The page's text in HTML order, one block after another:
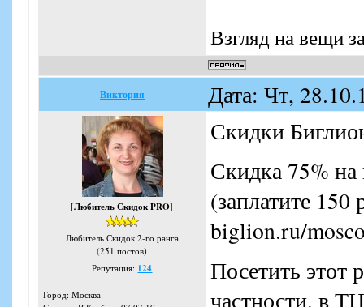
Взгляд на вещи
Виктория Дата: Чт,
[Любитель Скидок PRO]
Любитель Скидок 2-го ранга
(251 постов)
Репутация: 124
Город: Москва
Скидки
Скидка 75%
(заплатите
biglion.ru/
Посетить этот
частности, в